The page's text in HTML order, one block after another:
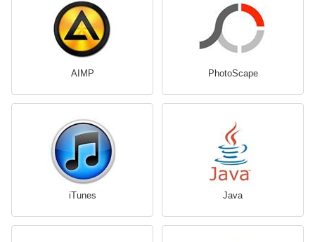
AIMP PhotoScape
iTunes Java